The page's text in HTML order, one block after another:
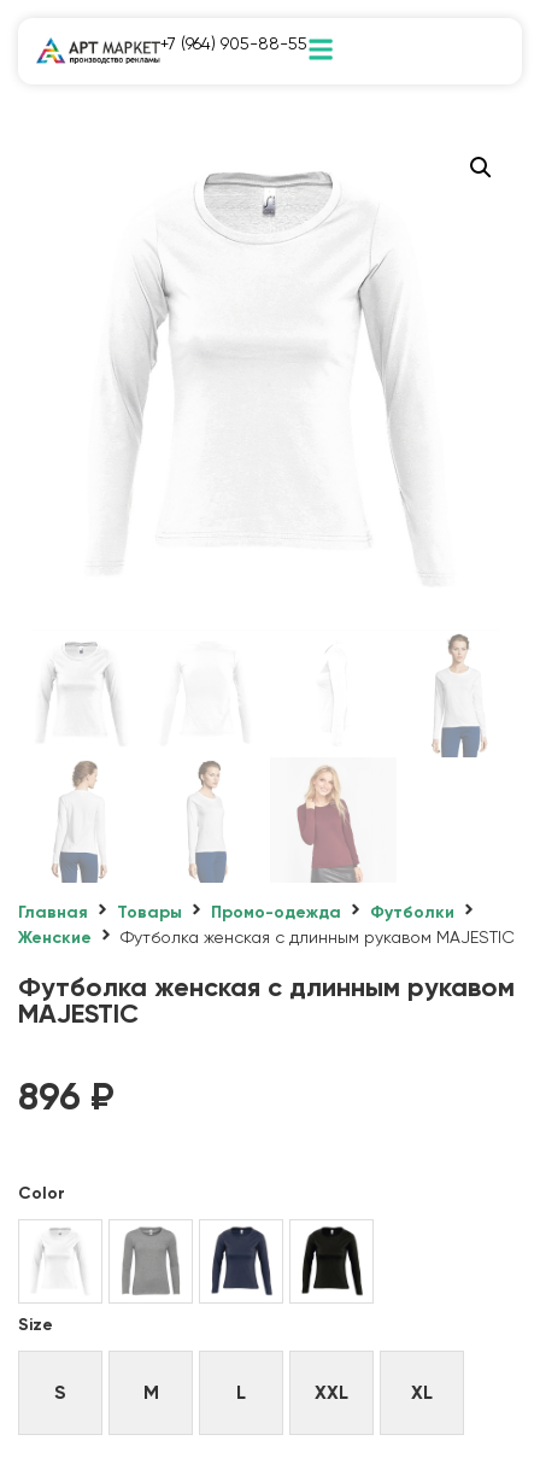
+7 (964) 905-88-55
Главная Товары Промо-одежда
Футболки
Женские
Футболка женская с длинным рукавом MAJESTIC
Футболка женская с длинным рукавом
MAJESTIC
896 ₽
Color
Size
S M L XXL XL